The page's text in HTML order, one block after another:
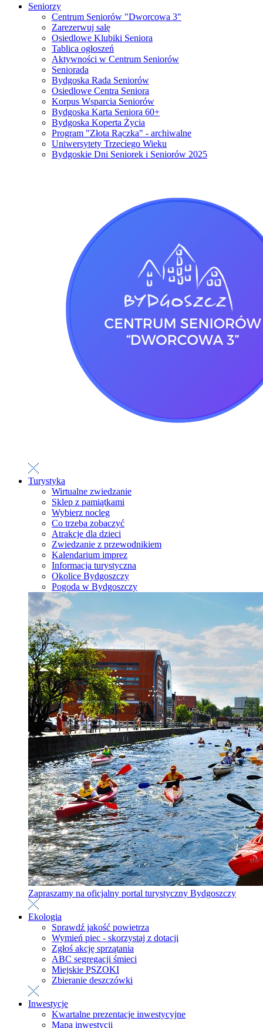
Seniorzy
Centrum Seniorów "Dworcowa 3"
Zarezerwuj salę
Osiedlowe Klubiki Seniora
Tablica ogłoszeń
Aktywności w Centrum Seniorów
Seniorada
Bydgoska Rada Seniorów
Osiedlowe Centra Seniora
Korpus Wsparcia Seniorów
Bydgoska Karta Seniora 60+
Bydgoska Koperta Życia
Program "Złota Rączka" - archiwalne
Uniwersytety Trzeciego Wieku
Bydgoskie Dni Seniorek i Seniorów 2025
Turystyka
Wirtualne zwiedzanie
Sklep z pamiątkami
Wybierz nocleg
Co trzeba zobaczyć
Atrakcje dla dzieci
Zwiedzanie z przewodnikiem
Kalendarium imprez
Informacja turystyczna
Okolice Bydgoszczy
Pogoda w Bydgoszczy
Zapraszamy na oficjalny portal turystyczny Bydgoszczy
Ekologia
Sprawdź jakość powietrza
Wymień piec - skorzystaj z dotacji
Zgłoś akcję sprzątania
ABC segregacji śmieci
Miejskie PSZOKI
Zbieranie deszczówki
Inwestycje
Kwartalne prezentacje inwestycyjne
Mapa inwestycji